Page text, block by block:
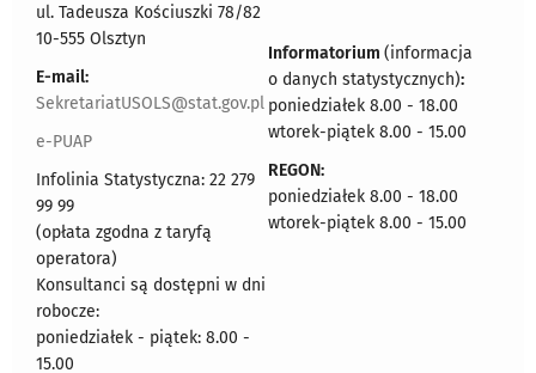
ul. Tadeusza Kościuszki 78/82
10-555 Olsztyn
E-mail:
SekretariatUSOLS@stat.gov.pl
e-PUAP
Infolinia Statystyczna: 22 279
99 99
(opłata zgodna z taryfą
operatora)
Konsultanci są dostępni w dni
robocze:
poniedziałek - piątek: 8.00 -
15.00
Informatorium (informacja
o danych statystycznych):
poniedziałek 8.00 - 18.00
wtorek-piątek 8.00 - 15.00
REGON:
poniedziałek 8.00 - 18.00
wtorek-piątek 8.00 - 15.00